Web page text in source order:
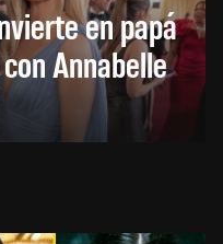
en papá
Annabelle